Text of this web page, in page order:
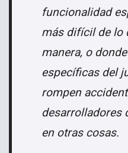
funcionalidad
más difícil de lo
manera, o
específicas del
rompen
desarrolladores
en otras cosas.